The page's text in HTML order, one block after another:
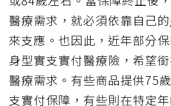
醫療需求，就必須依靠自己的
來支應。也因此，近年部分
身型實支實付醫療險，希望
醫療需求。有些商品提供75
支實付保障，有些則在特定